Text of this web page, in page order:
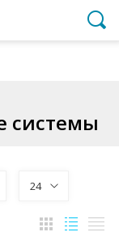
системы
24